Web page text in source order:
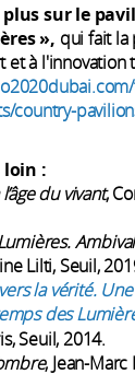
sur le
», qui fait la
et à l'innovation
country-
loin :
du vivant,
Lilti, Seuil,
la vérité.
des
Seuil, 2014.
, Jean-